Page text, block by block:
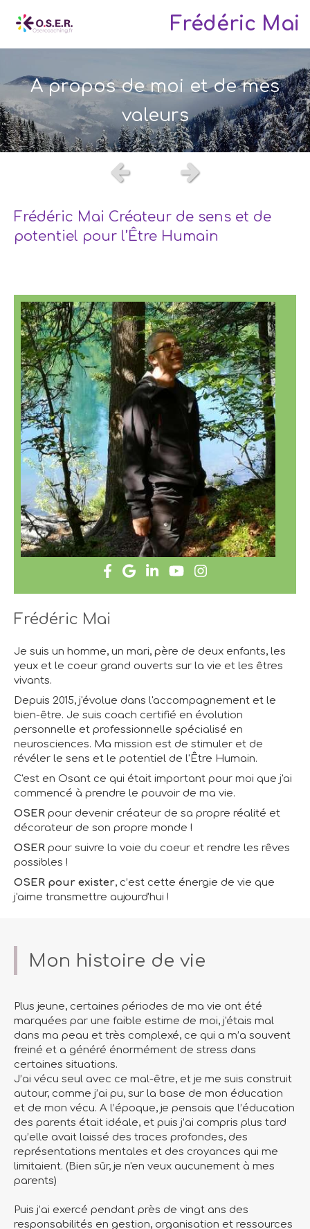
Frédéric Mai
A propos de moi et de mes
valeurs
Slide précédentSlide suivant
Frédéric Mai Créateur de sens et de
potentiel pour l’Être Humain
Frédéric Mai
Je suis un homme, un mari, père de deux enfants, les
yeux et le coeur grand ouverts sur la vie et les êtres
vivants.
Depuis 2015, j'évolue dans l'accompagnement et le
bien-être. Je suis coach certifié en évolution
personnelle et professionnelle spécialisé en
neurosciences. Ma mission est de stimuler et de
révéler le sens et le potentiel de l'Être Humain.
C'est en Osant ce qui était important pour moi que j'ai
commencé à prendre le pouvoir de ma vie.
OSER pour devenir créateur de sa propre réalité et
décorateur de son propre monde !
OSER pour suivre la voie du coeur et rendre les rêves
possibles !
OSER pour exister, c’est cette énergie de vie que
j'aime transmettre aujourd'hui !
Mon histoire de vie
Plus jeune, certaines périodes de ma vie ont été
marquées par une faible estime de moi, j'étais mal
dans ma peau et très complexé, ce qui a m’a souvent
freiné et a généré énormément de stress dans
certaines situations.
J’ai vécu seul avec ce mal-être, et je me suis construit
autour, comme j’ai pu, sur la base de mon éducation
et de mon vécu. A l’époque, je pensais que l’éducation
des parents était idéale, et puis j’ai compris plus tard
qu’elle avait laissé des traces profondes, des
représentations mentales et des croyances qui me
limitaient. (Bien sûr, je n'en veux aucunement à mes
parents)
Puis j’ai exercé pendant près de vingt ans des
responsabilités en gestion, organisation et ressources